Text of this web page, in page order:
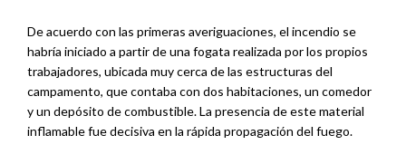
De acuerdo con las primeras averiguaciones, el incendio se
habría iniciado a partir de una fogata realizada por los propios
trabajadores, ubicada muy cerca de las estructuras del
campamento, que contaba con dos habitaciones, un comedor
y un depósito de combustible. La presencia de este material
inflamable fue decisiva en la rápida propagación del fuego.